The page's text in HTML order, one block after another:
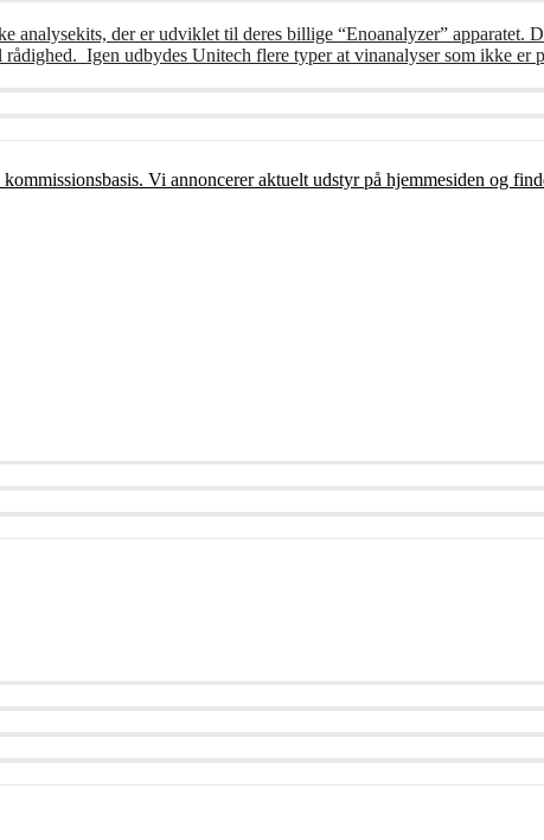
der er udviklet til deres billige “Enoanalyzer” apparatet.
Igen udbydes Unitech flere typer at vinanalyser som ikke er
Vi annoncerer aktuelt udstyr på hjemmesiden og